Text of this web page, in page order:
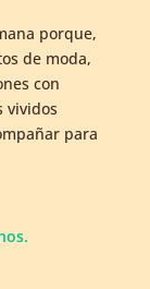
porque,
de moda,
con
vividos
para